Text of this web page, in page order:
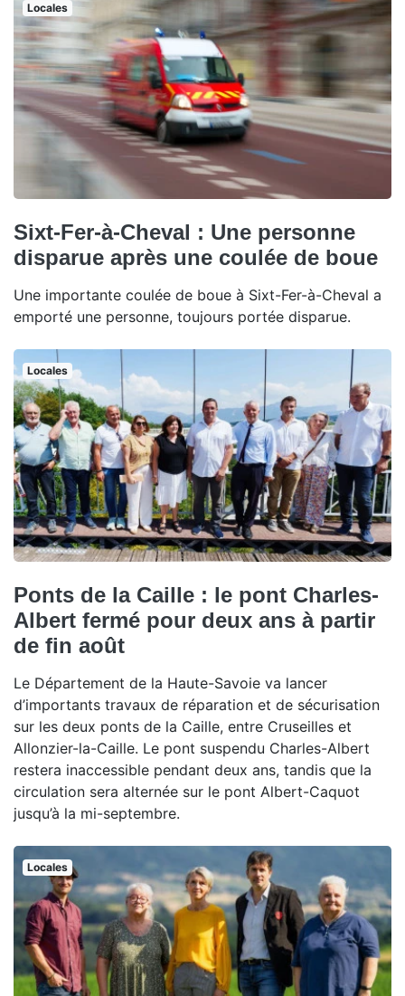
Locales
Sixt-Fer-à-Cheval : Une personne
disparue après une coulée de boue
Une importante coulée de boue à Sixt-Fer-à-Cheval a
emporté une personne, toujours portée disparue.
Locales
Ponts de la Caille : le pont Charles-
Albert fermé pour deux ans à partir
de fin août
Le Département de la Haute-Savoie va lancer
d’importants travaux de réparation et de sécurisation
sur les deux ponts de la Caille, entre Cruseilles et
Allonzier-la-Caille. Le pont suspendu Charles-Albert
restera inaccessible pendant deux ans, tandis que la
circulation sera alternée sur le pont Albert-Caquot
jusqu’à la mi-septembre.
Locales